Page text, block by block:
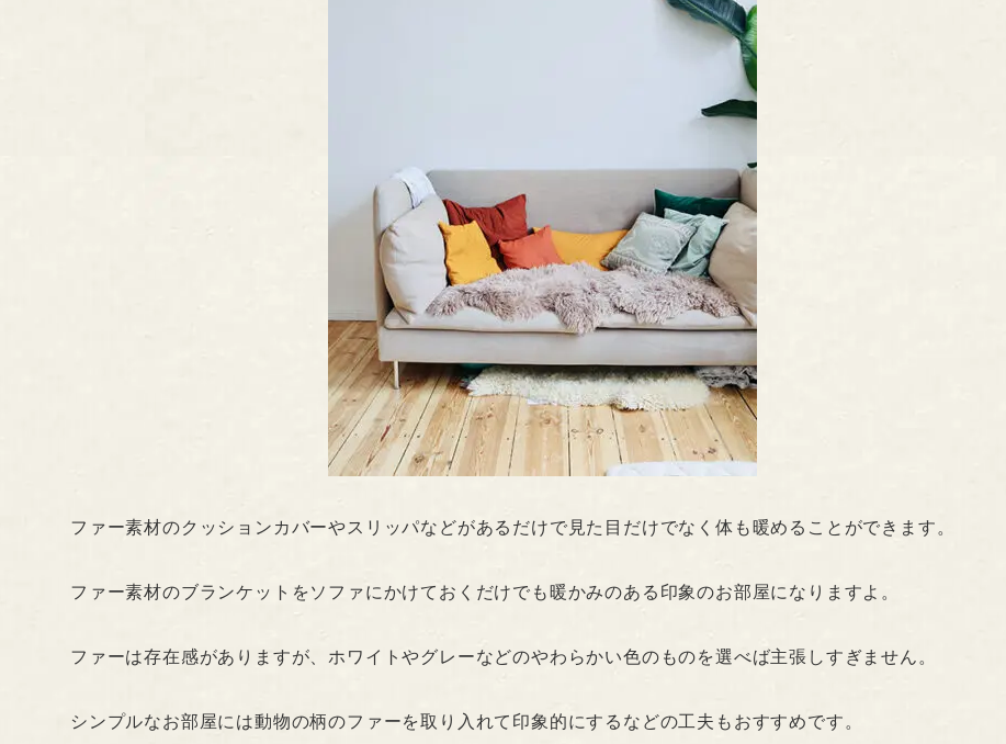
ファー素材のクッションカバーやスリッパなどがあるだけで見た目だけでなく体も暖めることができます。
ファー素材のブランケットをソファにかけておくだけでも暖かみのある印象のお部屋になりますよ。
ファーは存在感がありますが、ホワイトやグレーなどのやわらかい色のものを選べば主張しすぎません。
シンプルなお部屋には動物の柄のファーを取り入れて印象的にするなどの工夫もおすすめです。